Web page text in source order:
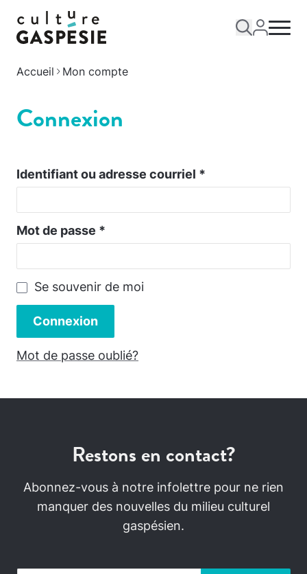
Accueil Mon compte
Connexion
Identifiant ou adresse courriel *
Mot de passe *
Se souvenir de moi
Connexion
Mot de passe oublié?
Restons en contact?
Abonnez-vous à notre infolettre pour ne rien
manquer des nouvelles du milieu culturel
gaspésien.